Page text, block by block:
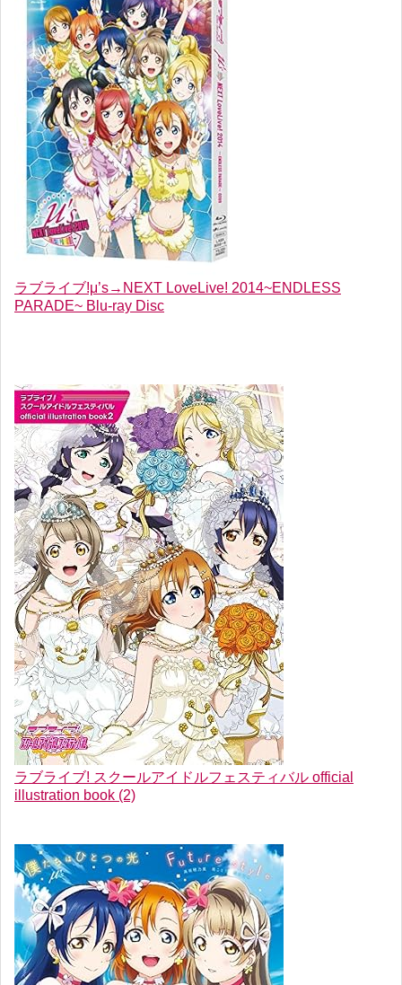
ラブライブ!μ’s→NEXT LoveLive! 2014~ENDLESS
PARADE~ Blu-ray Disc
ラブライブ! スクールアイドルフェスティバル official
illustration book (2)